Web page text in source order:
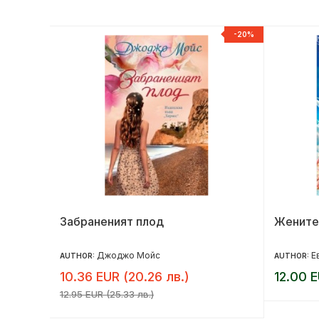
-20%
Забраненият плод
AUTHOR: Джоджо Мойс
10.36 EUR (20.26 лв.)
12.95 EUR (25.33 лв.)
AUTHOR:
12.00